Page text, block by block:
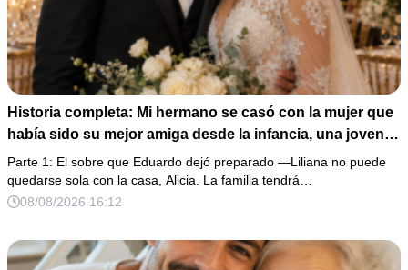
Historia completa: Mi hermano se casó con la mujer que
había sido su mejor amiga desde la infancia, una joven
ciega a la que protegió durante toda su vida. Tras su
fallecimiento, ella me entregó un sobre y me confesó la
verdadera razón por la que él la eligió a ella por encima
Parte 1: El sobre que Eduardo dejó preparado —Liliana no puede
quedarse sola con la casa, Alicia. La familia tendrá…
08/08/2026 16:12